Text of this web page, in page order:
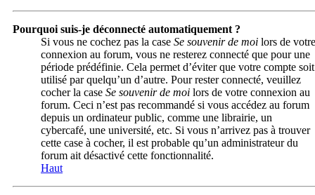
Pourquoi suis-je déconnecté automatiquement ?
Si vous ne cochez pas la case Se souvenir de moi lors de votre
connexion au forum, vous ne resterez connecté que pour une
période prédéfinie. Cela permet d’éviter que votre compte soit
utilisé par quelqu’un d’autre. Pour rester connecté, veuillez
cocher la case Se souvenir de moi lors de votre connexion au
forum. Ceci n’est pas recommandé si vous accédez au forum
depuis un ordinateur public, comme une librairie, un
cybercafé, une université, etc. Si vous n’arrivez pas à trouver
cette case à cocher, il est probable qu’un administrateur du
forum ait désactivé cette fonctionnalité.
Haut